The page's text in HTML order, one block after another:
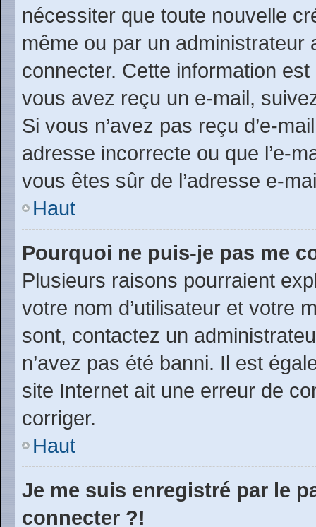
nécessiter que toute nouvelle
même ou par un
connecter. Cette information
vous avez reçu un e-mail,
Si vous n’avez pas reçu d’e-
adresse incorrecte ou que l’e-
vous êtes sûr de l’adresse e-
Haut
Pourquoi ne puis-je pas me
Plusieurs raisons pourraient
votre nom d’utilisateur et votre
sont, contactez un
n’avez pas été banni. Il est
site Internet ait une erreur de
corriger.
Haut
Je me suis enregistré par le
connecter ?!